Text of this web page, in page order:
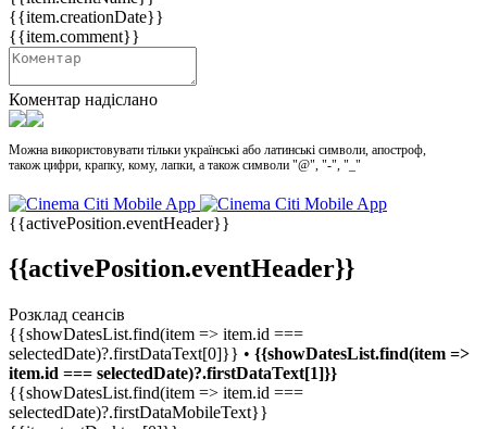
{{item.creationDate}}
{{item.comment}}
Коментар надіслано
Можна використовувати тільки українські або латинські символи, апостроф,
також цифри, крапку, кому, лапки, а також символи "@", "-", "_"
{{activePosition.eventHeader}}
{{activePosition.eventHeader}}
Розклад сеансів
{{showDatesList.find(item => item.id ===
selectedDate)?.firstDataText[0]}} • {{showDatesList.find(item =>
item.id === selectedDate)?.firstDataText[1]}}
{{showDatesList.find(item => item.id ===
selectedDate)?.firstDataMobileText}}